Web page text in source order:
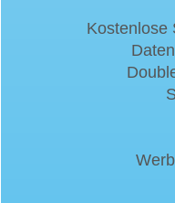
Kostenlose